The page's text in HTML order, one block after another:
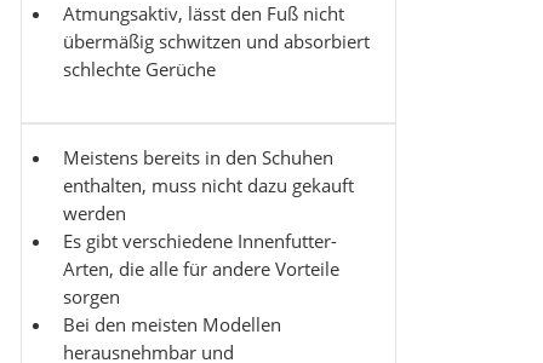
Atmungsaktiv, lässt den Fuß nicht
übermäßig schwitzen und absorbiert
schlechte Gerüche
Meistens bereits in den Schuhen
enthalten, muss nicht dazu gekauft
werden
Es gibt verschiedene Innenfutter-
Arten, die alle für andere Vorteile
sorgen
Bei den meisten Modellen
herausnehmbar und